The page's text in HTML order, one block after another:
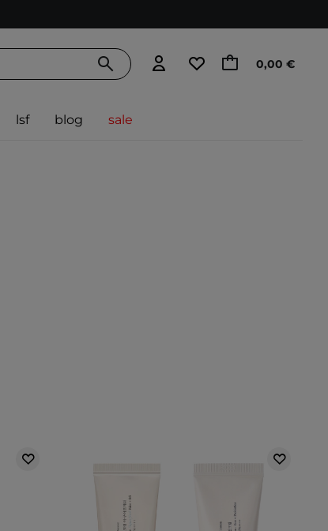
0,00 €
lsf blog sale